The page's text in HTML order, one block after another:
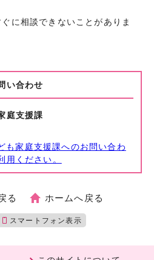
に相談できないことがありま
い合わせ
庭支援課
家庭支援課へのお問い合わ
用ください。
る ホームへ戻る
スマートフォン表示